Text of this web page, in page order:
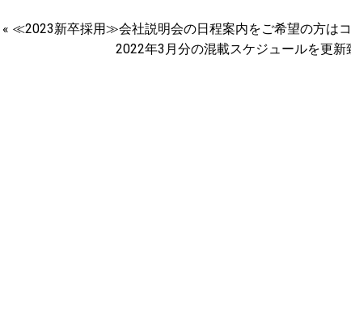
« ≪2023新卒採用≫会社説明会の日程案内をご希望の方は
2022年3月分の混載スケジュールを更新